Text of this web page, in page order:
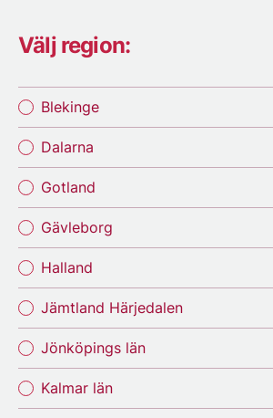
Välj region:
Blekinge
Dalarna
Gotland
Gävleborg
Halland
Jämtland Härjedalen
Jönköpings län
Kalmar län